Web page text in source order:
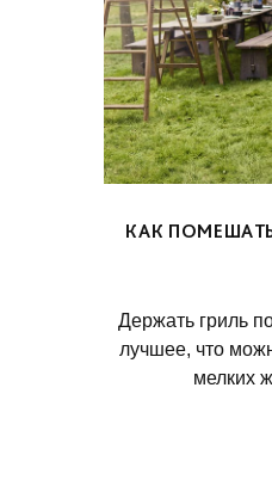
КАК
Держать гриль
лучшее, что
мелких